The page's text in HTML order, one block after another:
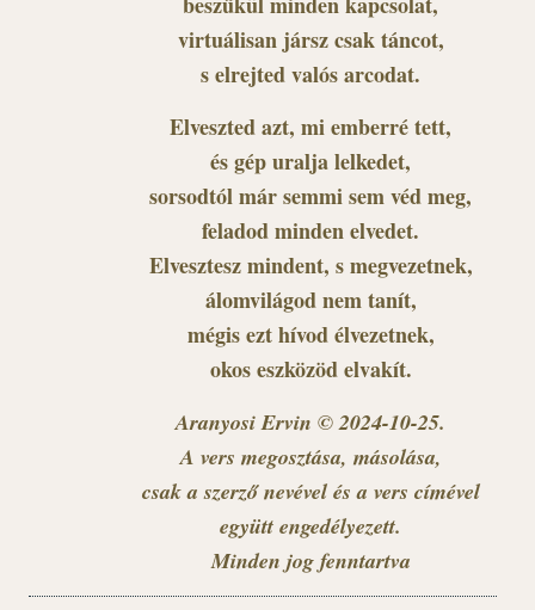
virtuálisan jársz csak táncot,
s elrejted valós arcodat.
Elveszted azt, mi emberré tett,
és gép uralja lelkedet,
sorsodtól már semmi sem véd meg,
feladod minden elvedet.
Elvesztesz mindent, s megvezetnek,
álomvilágod nem tanít,
mégis ezt hívod élvezetnek,
okos eszközöd elvakít.
Aranyosi Ervin © 2024-10-25.
A vers megosztása, másolása,
csak a szerző nevével és a vers címével
együtt engedélyezett.
Minden jog fenntartva